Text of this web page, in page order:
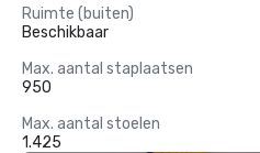
Ruimte (buiten)
Beschikbaar
Max. aantal staplaatsen
950
Max. aantal stoelen
1.425